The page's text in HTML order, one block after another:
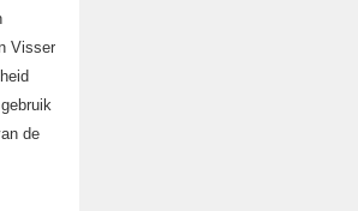
Visser
de